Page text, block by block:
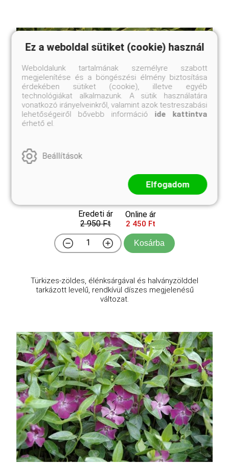
Aranytarka lombú orvosi zsálya
Salvia officinalis 'Icterina'
Eredeti ár
2 950 Ft
Online ár
2 450 Ft
Kosárba
Türkizes-zöldes, élénksárgával és halványzölddel
tarkázott levelű, rendkívül díszes megjelenésű
változat.
Ez a weboldal sütiket (cookie) használ
Weboldalunk tartalmának személyre szabott
megjelenítése és a böngészési élmény biztosítása
érdekében sütiket (cookie), illetve egyéb
technológiákat alkalmazunk. A sütik használatára
vonatkozó irányelveinkről, valamint azok testreszabási
lehetőségeiről bővebb információ ide kattintva
érhető el.
Beállítások
Elfogadom